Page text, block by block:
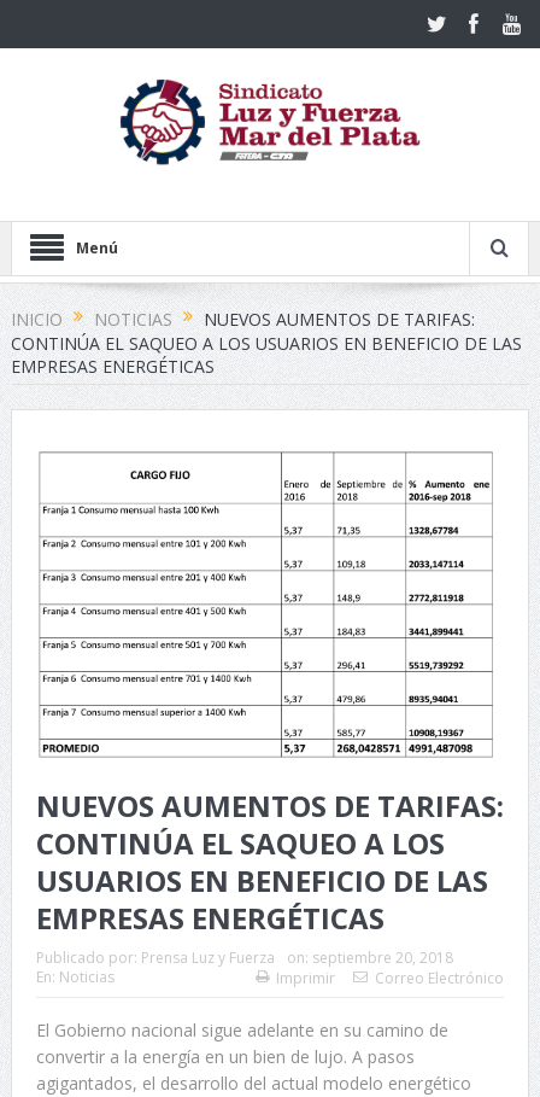
Menú
INICIO NOTICIAS
NUEVOS AUMENTOS DE TARIFAS:
CONTINÚA EL SAQUEO A LOS USUARIOS EN BENEFICIO DE LAS
EMPRESAS ENERGÉTICAS
NUEVOS AUMENTOS DE TARIFAS:
CONTINÚA EL SAQUEO A LOS
USUARIOS EN BENEFICIO DE LAS
EMPRESAS ENERGÉTICAS
Publicado por: Prensa Luz y Fuerza on: septiembre 20, 2018
En: Noticias Imprimir Correo Electrónico
El Gobierno nacional sigue adelante en su camino de
convertir a la energía en un bien de lujo. A pasos
agigantados, el desarrollo del actual modelo energético